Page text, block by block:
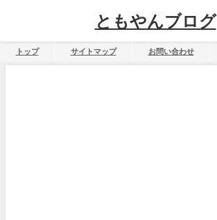
ともやんブログ
トップ サイトマップ お問い合わせ